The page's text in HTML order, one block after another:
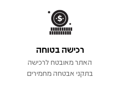
רכישה בטוחה
האתר מאובטח לרכישה
בתקני אבטחה מחמירים